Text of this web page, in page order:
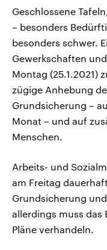
Geschlossene
– besonders
besonders schwer.
Gewerkschaften
Montag (25.1.2021)
zügige Anhebung
Grundsicherung –
Monat – und auf
Menschen.
Arbeits- und
am Freitag
Grundsicherung
allerdings muss das
Pläne verhandeln.